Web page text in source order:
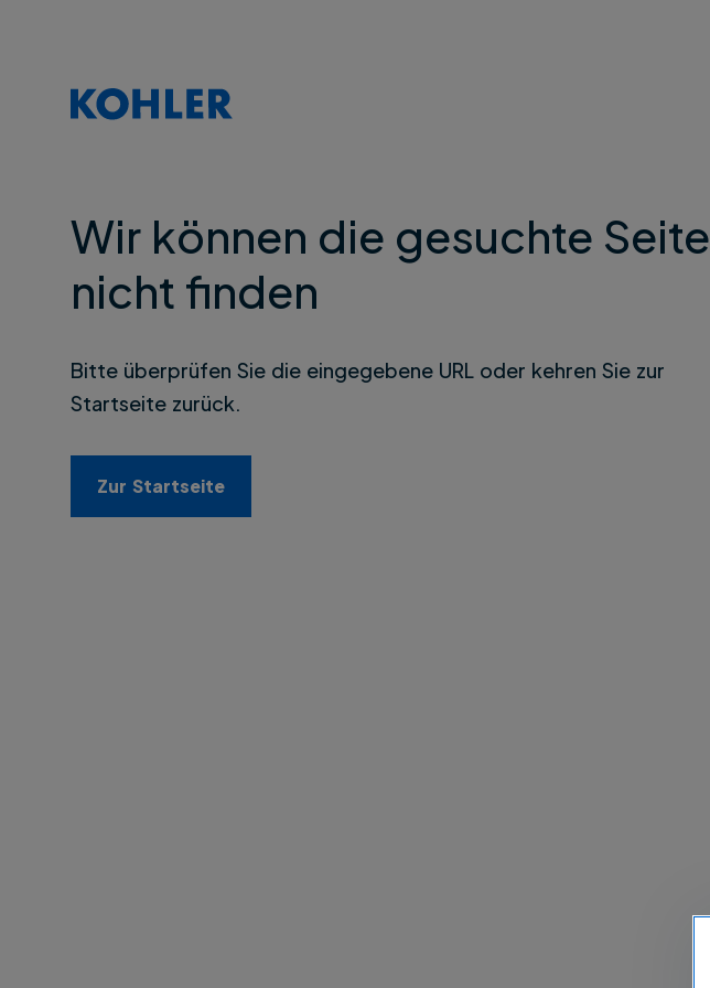
Wir können die gesuchte Seite
nicht finden
Bitte überprüfen Sie die eingegebene URL oder kehren Sie zur
Startseite zurück.
Zur Startseite